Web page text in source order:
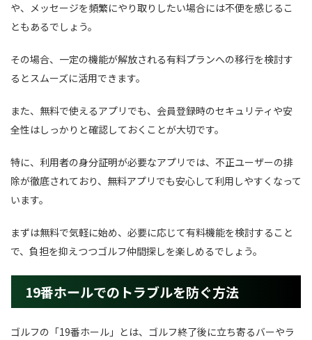
や、メッセージを頻繁にやり取りしたい場合には不便を感じるこ
ともあるでしょう。
その場合、一定の機能が解放される有料プランへの移行を検討す
るとスムーズに活用できます。
また、無料で使えるアプリでも、会員登録時のセキュリティや安
全性はしっかりと確認しておくことが大切です。
特に、利用者の身分証明が必要なアプリでは、不正ユーザーの排
除が徹底されており、無料アプリでも安心して利用しやすくなって
います。
まずは無料で気軽に始め、必要に応じて有料機能を検討すること
で、負担を抑えつつゴルフ仲間探しを楽しめるでしょう。
19番ホールでのトラブルを防ぐ方法
ゴルフの「19番ホール」とは、ゴルフ終了後に立ち寄るバーやラ